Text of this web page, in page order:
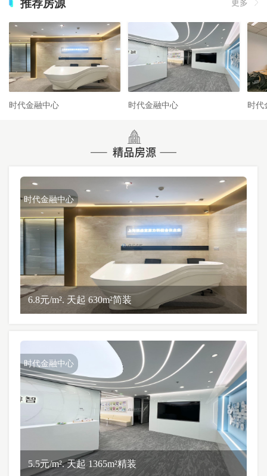
推荐房源 更多
时代金融中心 时代金融中心 时代
时代金融中心
6.8元/m². 天起 630m²简装
时代金融中心
5.5元/m². 天起 1365m²精装